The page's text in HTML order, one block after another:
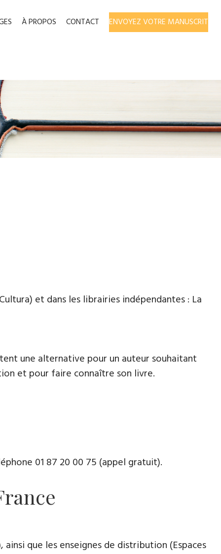
À PROPOS CONTACT ENVOYEZ VOTRE MANUSCRIT
et dans les librairies indépendantes : La
une alternative pour un auteur souhaitant
et pour faire connaître son livre.
​​0​1 87 20 00 75 (appel gratuit).
que les enseignes de distribution (Espaces